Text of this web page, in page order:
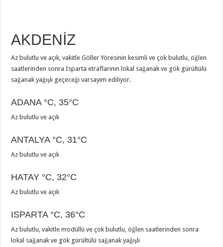
AKDENİZ
Az bulutlu ve açık, vakitle Göller Yöresinin kesimli ve çok bulutlu, öğlen
saatlerinden sonra Isparta etraflarının lokal sağanak ve gök gürültülü
sağanak yağışlı geçeceği varsayım ediliyor.
ADANA °C, 35°C
Az bulutlu ve açık
ANTALYA °C, 31°C
Az bulutlu ve açık
HATAY °C, 32°C
Az bulutlu ve açık
ISPARTA °C, 36°C
Az bulutlu, vakitle modüllü ve çok bulutlu, öğlen saatlerinden sonra
lokal sağanak ve gök gürültülü sağanak yağışlı